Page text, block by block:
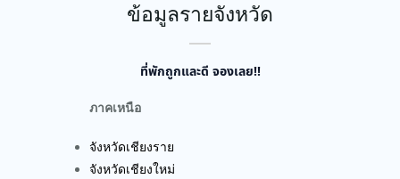
ข้อมูลรายจังหวัด
ที่พักถูกและดี จองเลย!!
ภาคเหนือ
จังหวัดเชียงราย
จังหวัดเชียงใหม่